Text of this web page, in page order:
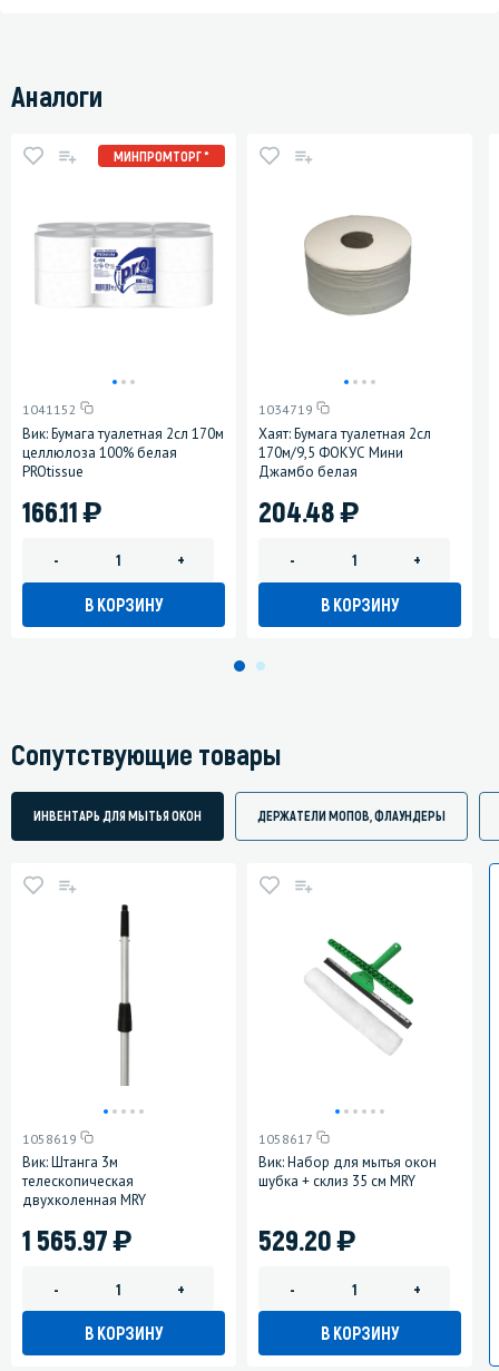
Аналоги
МИНПРОМТОРГ *
1041152
Вик: Бумага туалетная 2сл 170м
целлюлоза 100% белая
PROtissue
166.11)
- +
В КОРЗИНУ
1034719
Хаят: Бумага туалетная 2сл
170м/9,5 ФОКУС Мини
Джамбо белая
204.48)
- +
В КОРЗИНУ
Сопутствующие товары
ИНВЕНТАРЬ ДЛЯ МЫТЬЯ ОКОН ДЕРЖАТЕЛИ МОПОВ, ФЛАУНДЕРЫ
1058619
Вик: Штанга 3м
телескопическая
двухколенная MRY
1 565.97)
- +
В КОРЗИНУ
1058617
Вик: Набор для мытья окон
шубка + склиз 35 см MRY
529.20)
- +
В КОРЗИНУ